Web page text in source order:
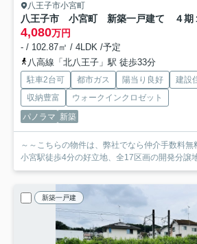
八王子市小宮町
八王子市 小宮町 新築一戸建て ４期
4,080万円
- / 102.87㎡ / 4LDK /予定
八高線「北八王子」駅 徒歩33分
駐車2台可 都市ガス 陽当り良好
建設
収納豊富
ウォークインクロゼット
パノラマ 新築
～～こちらの物件は、弊社でなら仲介手数料無
小宮駅徒歩4分の好立地、全17区画の開発分譲
新築一戸建